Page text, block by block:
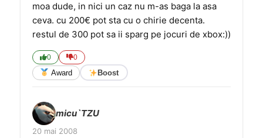
moa dude, in nici un caz nu m-as baga la asa
ceva. cu 200€ pot sta cu o chirie decenta.
restul de 300 pot sa ii sparg pe jocuri de xbox:))
0 0
Award Boost
micu`TZU
20 mai 2008